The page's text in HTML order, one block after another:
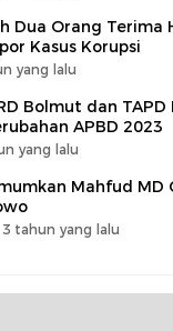
Dua Orang Terima
Kasus Korupsi
yang lalu
Bolmut dan TAPD
APBD 2023
yang lalu
Mahfud MD
3 tahun yang lalu